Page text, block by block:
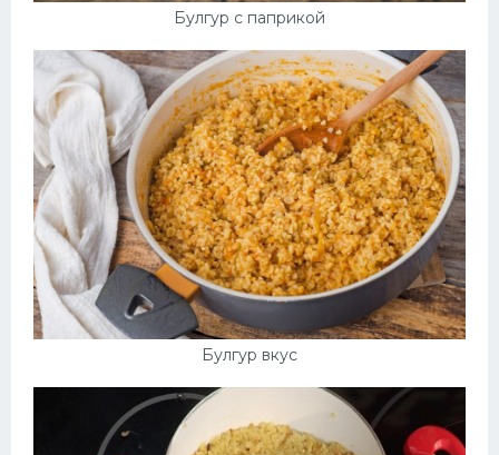
Булгур с паприкой
Булгур вкус